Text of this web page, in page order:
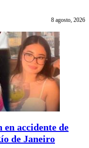
8 agosto, 2026
en accidente de
de Janeiro